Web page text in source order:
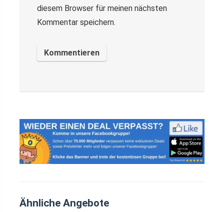
diesem Browser für meinen nächsten
Kommentar speichern.
Ähnliche Angebote